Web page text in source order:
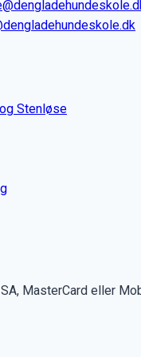
Stenløse
MasterCard eller